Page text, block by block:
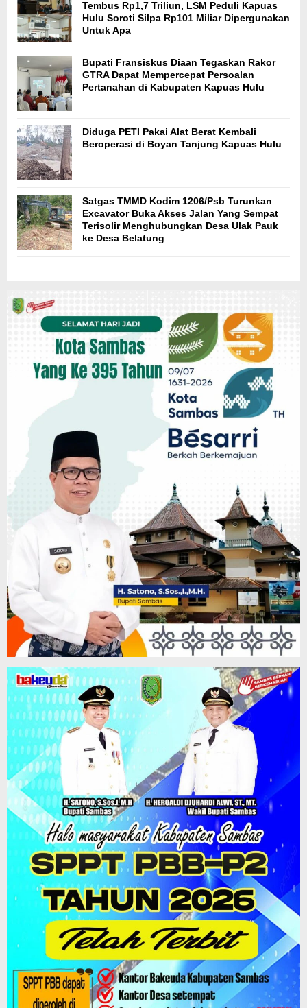
Tembus Rp1,7 Triliun, LSM Peduli Kapuas
Hulu Soroti Silpa Rp101 Miliar Dipergunakan
Untuk Apa
Bupati Fransiskus Diaan Tegaskan Rakor
GTRA Dapat Mempercepat Persoalan
Pertanahan di Kabupaten Kapuas Hulu
Diduga PETI Pakai Alat Berat Kembali
Beroperasi di Boyan Tanjung Kapuas Hulu
Satgas TMMD Kodim 1206/Psb Turunkan
Excavator Buka Akses Jalan Yang Sempat
Terisolir Menghubungkan Desa Ulak Pauk
ke Desa Belatung